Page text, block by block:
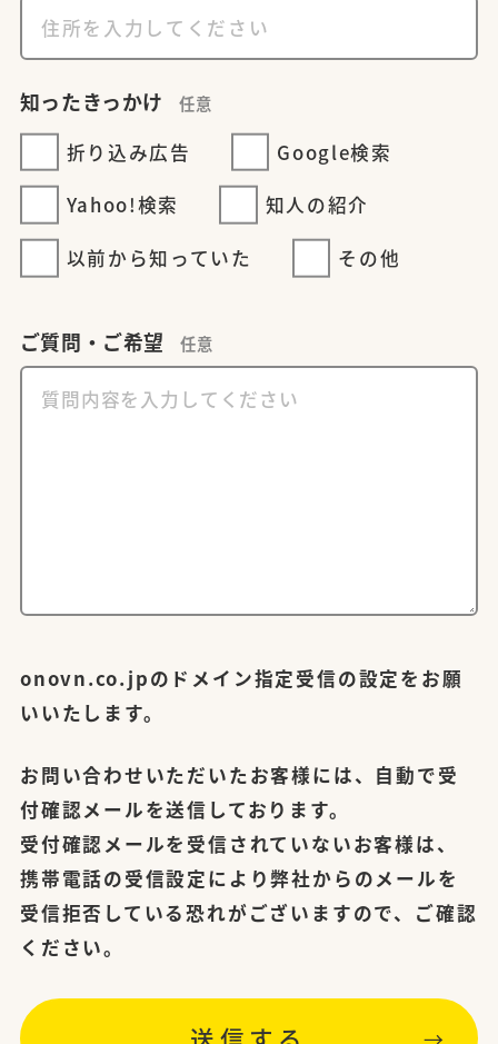
知ったきっかけ 任意
折り込み広告
Google検索
Yahoo!検索
知人の紹介
以前から知っていた
その他
ご質問・ご希望 任意
onovn.co.jpのドメイン指定受信の設定をお願
いいたします。
お問い合わせいただいたお客様には、自動で受
付確認メールを送信しております。
受付確認メールを受信されていないお客様は、
携帯電話の受信設定により弊社からのメールを
受信拒否している恐れがございますので、ご確認
ください。